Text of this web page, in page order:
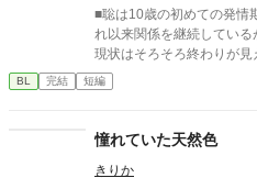
■聡は10歳の初めての発情
れ以来関係を継続してい
現状はそろそろ終わりが
定。■『それは愛か本能か
し。
BL 完結 短編
憧れていた天然色
きりか